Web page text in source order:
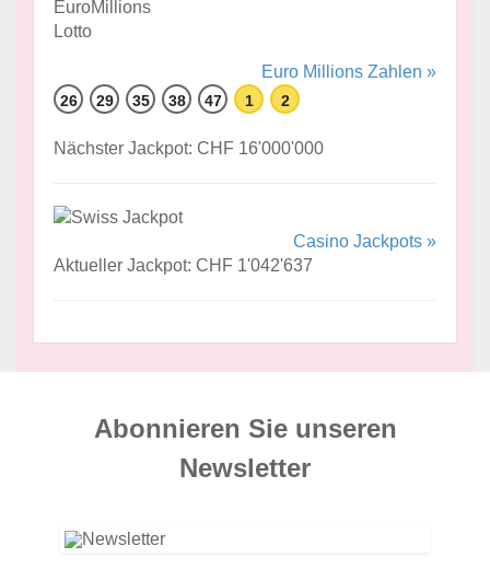
Euro Millions Zahlen »
26 29 35 38 47 1 2
Nächster Jackpot: CHF 16'000'000
Casino Jackpots »
Aktueller Jackpot: CHF 1'042'637
Abonnieren Sie unseren
News­letter